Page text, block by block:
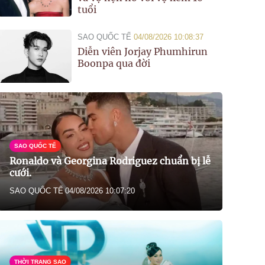
tuổi
SAO QUỐC TẾ 04/08/2026 10:08:37
Diễn viên Jorjay Phumhirun
Boonpa qua đời
SAO QUỐC TẾ
Ronaldo và Georgina Rodriguez chuẩn bị lễ
cưới.
SAO QUỐC TẾ 04/08/2026 10:07:20
THỜI TRANG SAO